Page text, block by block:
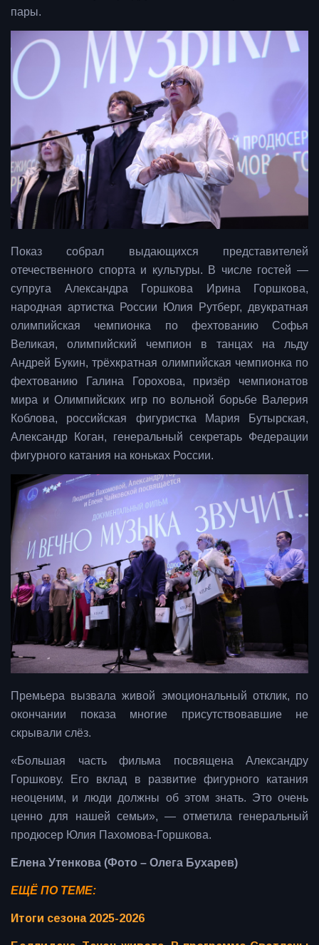
пары.
Показ собрал выдающихся представителей
отечественного спорта и культуры. В числе гостей —
супруга Александра Горшкова Ирина Горшкова,
народная артистка России Юлия Рутберг, двукратная
олимпийская чемпионка по фехтованию Софья
Великая, олимпийский чемпион в танцах на льду
Андрей Букин, трёхкратная олимпийская чемпионка по
фехтованию Галина Горохова, призёр чемпионатов
мира и Олимпийских игр по вольной борьбе Валерия
Коблова, российская фигуристка Мария Бутырская,
Александр Коган, генеральный секретарь Федерации
фигурного катания на коньках России.
Премьера вызвала живой эмоциональный отклик, по
окончании показа многие присутствовавшие не
скрывали слёз.
«Большая часть фильма посвящена Александру
Горшкову. Его вклад в развитие фигурного катания
неоценим, и люди должны об этом знать. Это очень
ценно для нашей семьи», — отметила генеральный
продюсер Юлия Пахомова-Горшкова.
Елена Утенкова (Фото – Олега Бухарев)
ЕЩЁ ПО ТЕМЕ:
Итоги сезона 2025-2026